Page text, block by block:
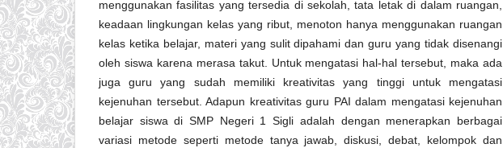
menggunakan fasilitas yang tersedia di sekolah, tata letak di dalam ruangan,
keadaan lingkungan kelas yang ribut, menoton hanya menggunakan ruangan
kelas ketika belajar, materi yang sulit dipahami dan guru yang tidak disenangi
oleh siswa karena merasa takut. Untuk mengatasi hal-hal tersebut, maka ada
juga guru yang sudah memiliki kreativitas yang tinggi untuk mengatasi
kejenuhan tersebut. Adapun kreativitas guru PAI dalam mengatasi kejenuhan
belajar siswa di SMP Negeri 1 Sigli adalah dengan menerapkan berbagai
variasi metode seperti metode tanya jawab, diskusi, debat, kelompok dan